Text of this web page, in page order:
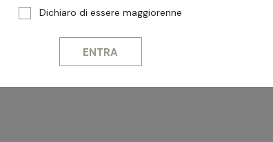
Dichiaro di essere maggiorenne
ENTRA